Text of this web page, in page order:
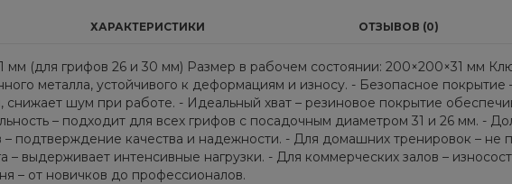
ХАРАКТЕРИСТИКИ ОТЗЫВОВ (0)
мм (для грифов 26 и 30 мм) Размер в рабочем состоянии: 200×200×31 мм
металла, устойчивого к деформациям и износу. - Безопасное покрытие
шум при работе. - Идеальный хват – резиновое покрытие
– подходит для всех грифов с посадочным диаметром 31 и 26 мм. -
– подтверждение качества и надежности. - Для домашних тренировок – не
выдерживает интенсивные нагрузки. - Для коммерческих залов –
– от новичков до профессионалов.